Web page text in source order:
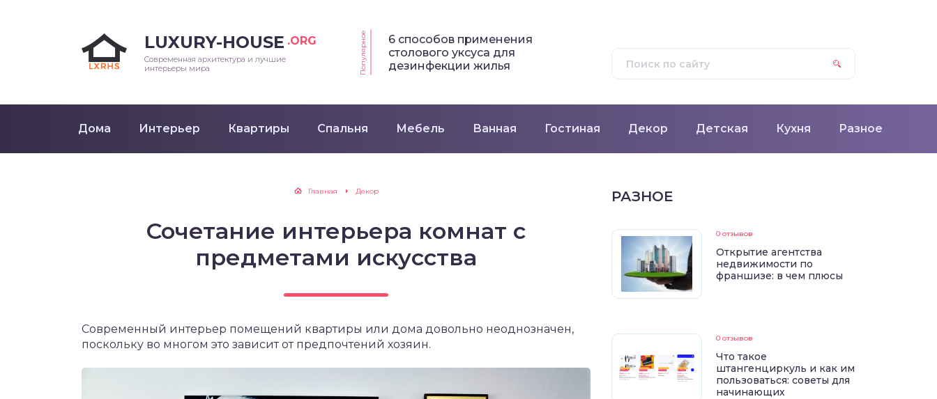
LUXURY-HOUSE .ORG
Современная архитектура и лучшие
интерьеры мира
Популярное
6 способов применения
столового уксуса для
дезинфекции жилья
Дома Интерьер Квартиры Спальня Мебель Ванная Гостиная Декор Детская Кухня Разное
Главная Декор
Сочетание интерьера комнат с
предметами искусства
Современный интерьер помещений квартиры или дома довольно неоднозначен,
поскольку во многом это зависит от предпочтений хозяин.
РАЗНОЕ
0 отзывов
Открытие агентства
недвижимости по
франшизе: в чем плюсы
0 отзывов
Что такое
штангенциркуль и как им
пользоваться: советы для
начинающих